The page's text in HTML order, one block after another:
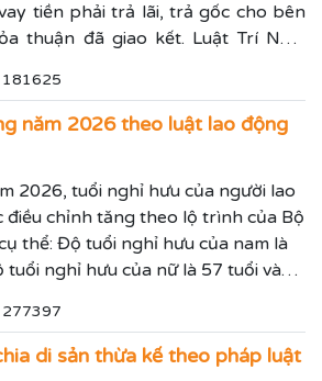
tiền phải trả lãi, trả gốc cho bên
thuận đã giao kết. Luật Trí Nam
181625
năm 2026 theo luật lao động
2026, tuổi nghỉ hưu của người lao
chỉnh tăng theo lộ trình của Bộ
thể: Độ tuổi nghỉ hưu của nam là
nghỉ hưu của nữ là 57 tuổi và
277397
di sản thừa kế theo pháp luật